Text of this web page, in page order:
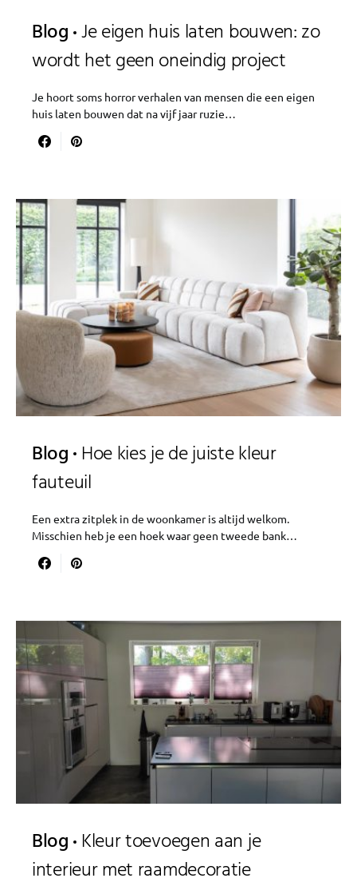
Blog Je eigen huis laten bouwen: zo
wordt het geen oneindig project
Je hoort soms horror verhalen van mensen die een eigen
huis laten bouwen dat na vijf jaar ruzie…
Blog Hoe kies je de juiste kleur
fauteuil
Een extra zitplek in de woonkamer is altijd welkom.
Misschien heb je een hoek waar geen tweede bank…
Blog Kleur toevoegen aan je
interieur met raamdecoratie